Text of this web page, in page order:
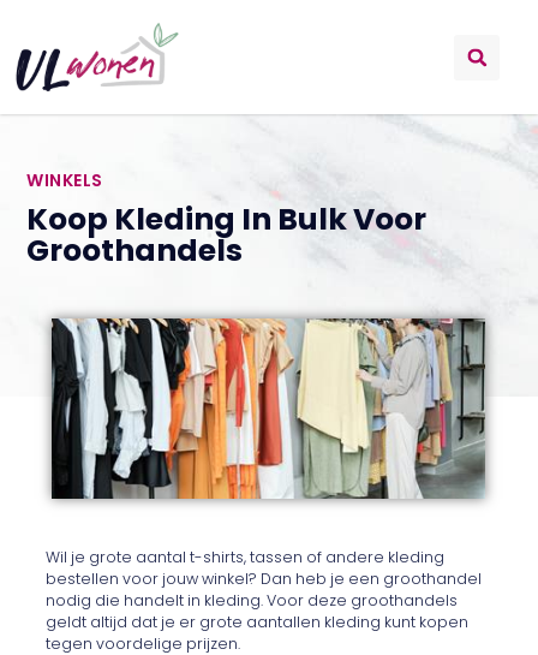
WINKELS
Koop Kleding In Bulk Voor
Groothandels
Wil je grote aantal t-shirts, tassen of andere kleding
bestellen voor jouw winkel? Dan heb je een groothandel
nodig die handelt in kleding. Voor deze groothandels
geldt altijd dat je er grote aantallen kleding kunt kopen
tegen voordelige prijzen.